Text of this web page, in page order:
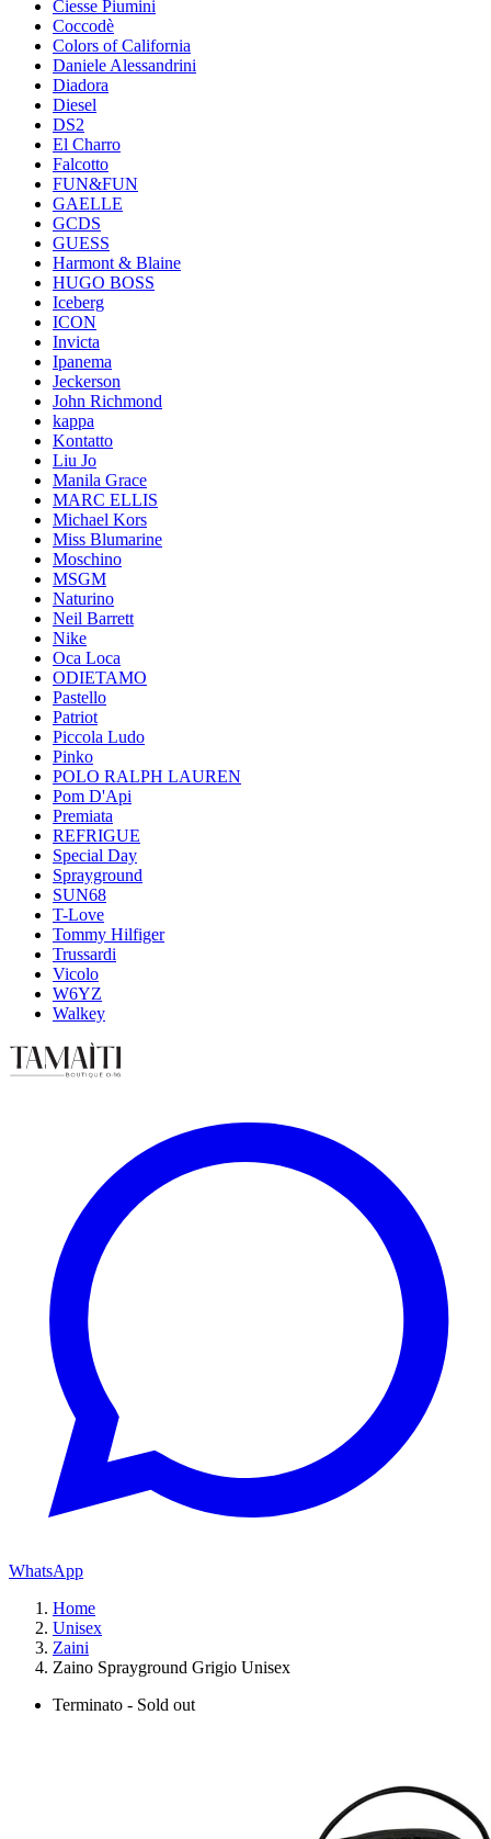
Ciesse Piumini
Coccodè
Colors of California
Daniele Alessandrini
Diadora
Diesel
DS2
El Charro
Falcotto
FUN&FUN
GAELLE
GCDS
GUESS
Harmont & Blaine
HUGO BOSS
Iceberg
ICON
Invicta
Ipanema
Jeckerson
John Richmond
kappa
Kontatto
Liu Jo
Manila Grace
MARC ELLIS
Michael Kors
Miss Blumarine
Moschino
MSGM
Naturino
Neil Barrett
Nike
Oca Loca
ODIETAMO
Pastello
Patriot
Piccola Ludo
Pinko
POLO RALPH LAUREN
Pom D'Api
Premiata
REFRIGUE
Special Day
Sprayground
SUN68
T-Love
Tommy Hilfiger
Trussardi
Vicolo
W6YZ
Walkey
WhatsApp
Home
Unisex
Zaini
Zaino Sprayground Grigio Unisex
Terminato - Sold out